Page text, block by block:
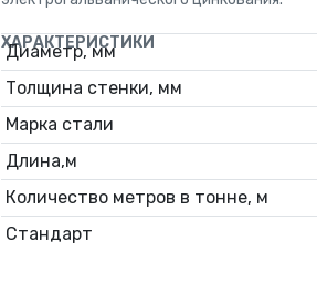
ХАРАКТЕРИСТИКИ
Диаметр, мм
Толщина стенки, мм
Марка стали
Длина,м
Количество метров в тонне, м
Стандарт